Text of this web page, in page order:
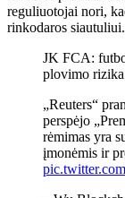
reguliuotojai nori,
rinkodaros siautuliui.
JK FCA:
plovimo
„Reuters“
perspėjo
rėmimas yra
įmonėmis ir